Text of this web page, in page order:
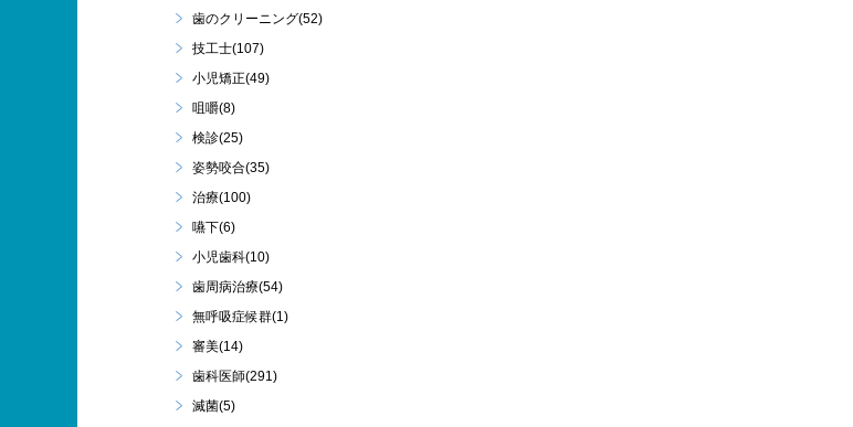
歯のクリーニング(52)
技工士(107)
小児矯正(49)
咀嚼(8)
検診(25)
姿勢咬合(35)
治療(100)
嚥下(6)
小児歯科(10)
歯周病治療(54)
無呼吸症候群(1)
審美(14)
歯科医師(291)
滅菌(5)